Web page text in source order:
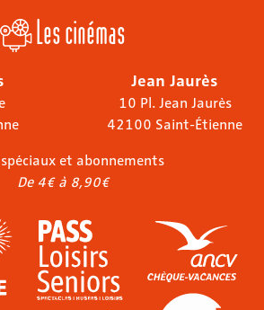
Les cinémas
Jean Jaurès
10 Pl. Jean Jaurès
42100 Saint-Étienne
et abonnements
De 4€ à 8,90€